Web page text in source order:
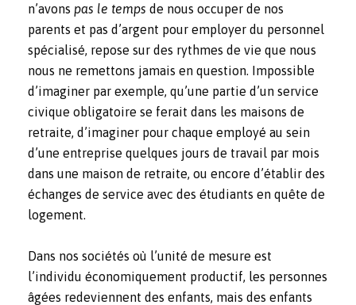
n’avons pas le temps de nous occuper de nos
parents et pas d’argent pour employer du personnel
spécialisé, repose sur des rythmes de vie que nous
nous ne remettons jamais en question. Impossible
d’imaginer par exemple, qu’une partie d’un service
civique obligatoire se ferait dans les maisons de
retraite, d’imaginer pour chaque employé au sein
d’une entreprise quelques jours de travail par mois
dans une maison de retraite, ou encore d’établir des
échanges de service avec des étudiants en quête de
logement.
Dans nos sociétés où l’unité de mesure est
l’individu économiquement productif, les personnes
âgées redeviennent des enfants, mais des enfants